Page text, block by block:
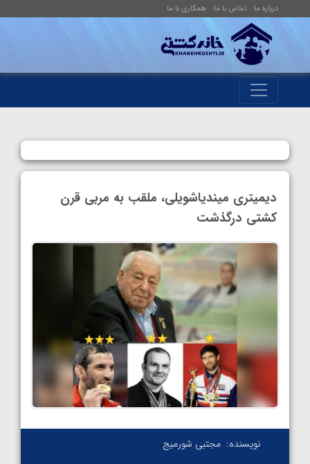
درباره ما تماس با ما همکاری با ما
دیمیتری میندیاشویلی، ملقب به مربی قرن
کشتی درگذشت
نویسنده: مجتبی شورمیج